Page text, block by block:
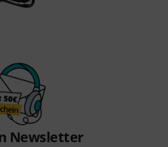
Newsletter